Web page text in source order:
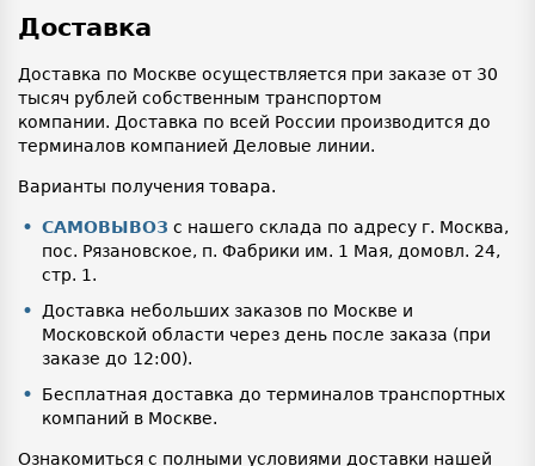
Доставка
Доставка по Москве осуществляется при заказе от 30
тысяч рублей собственным транспортом
компании. Доставка по всей России производится до
терминалов компанией Деловые линии.
Варианты получения товара.
САМОВЫВОЗ с нашего склада по адресу г. Москва,
пос. Рязановское, п. Фабрики им. 1 Мая, домовл. 24,
стр. 1.
Доставка небольших заказов по Москве и
Московской области через день после заказа (при
заказе до 12:00).
Бесплатная доставка до терминалов транспортных
компаний в Москве.
Ознакомиться с полными условиями доставки нашей